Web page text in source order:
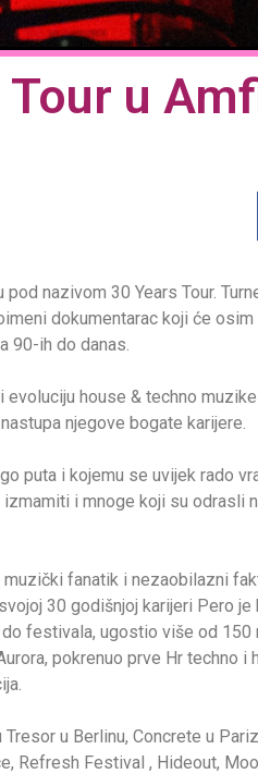
u
nazivom 30 Years Tour.
dokumentarac koji će
90-ih do danas.
house & techno
njegove bogate karijere.
puta i kojemu se uvijek rado
i mnoge koji su odrasli
fanatik i nezaobilazni
30 godišnjoj karijeri Pero
festivala, ugostio više od
pokrenuo prve Hr techno
u Berlinu, Concrete u
Refresh Festival , Hideout,